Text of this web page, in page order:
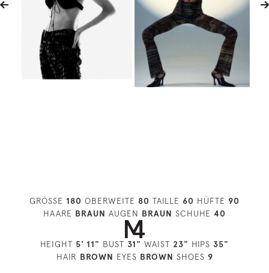
GRÖSSE 180 OBERWEITE 80 TAILLE 60 HÜFTE 90
HAARE BRAUN AUGEN BRAUN SCHUHE 40
HEIGHT 5' 11" BUST 31" WAIST 23" HIPS 35"
HAIR BROWN EYES BROWN SHOES 9